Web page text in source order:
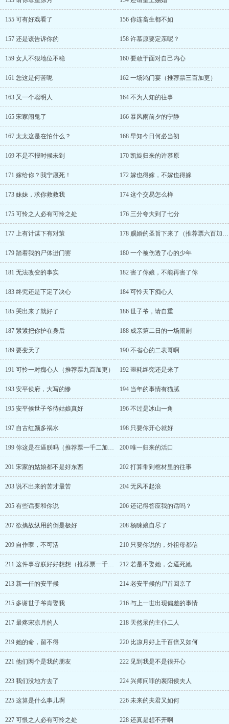
155 可有好戏看了 156 你连畜生都不如
157 还是该告诉你的 158 许慕原要定亲呢？
159 女人不狠地位不稳 160 要敢于面对自己内心
161 您这是何苦呢 162 一场鸿门宴（推荐票三百加更）
163 又一个聪明人 164 不为人知的往事
165 宋家闹鬼了 166 暴风雨前夕的宁静
167 太太这是在怕什么？ 168 早知今日何必当初
169 不是不报时候未到 170 凯旋归来的许慕原
171 嫁给你？我宁愿死！ 172 嫁也得嫁，不嫁也得嫁
173 妹妹，求你救救我 174 这个交易怎么样
175 可怜之人必有可怜之处 176 三分夸大到了七分
177 上有计谋下有对策 178 赐婚的圣旨下来了（推荐票六百加更）
179 踏着我的尸体进门罢 180 一个被伤透了心的少年
181 无法改变的事实 182 害了你娘，不能再害了你
183 终究还是下定了决心 184 可怜天下痴心人
185 哭出来了就好了 186 世子爷，请自重
187 紧紧把你护在身后 188 成亲第二日的一场闹剧
189 要变天了 190 不省心的二表哥啊
191 可怜一对痴心人（推荐票九百加更） 192 噩耗终究还是来了
193 安平侯府，大写的惨 194 当年的事情有猫腻
195 安平候世子爷待姑娘真好 196 不过是冰山一角
197 自古红颜多祸水 198 只要你开心就好
199 你这是在逼朕吗（推荐票一千二加更） 200 唯一归来的活口
201 宋家的姑娘都不是好东西 202 打算带到棺材里的往事
203 说不出来的苦才最苦 204 无风不起浪
205 有些话要和你说 206 还记得答应我的话吗？
207 欲擒故纵用的倒是极好 208 杨睐娘自尽了
209 自作孽，不可活 210 只要你说的，外祖母都信
211 这件事容朕好好想想（推荐票一千五加更） 212 若是不娶她，会逼死她
213 新一任的安平候 214 老安平候的尸首回京了
215 多谢世子爷肯娶我 216 与上一世出现偏差的事情
217 最疼宋凉月的人 218 天然呆的主仆二人
219 她的命，留不得 220 比凉月好上千百倍又如何
221 他们两个是我的朋友 222 见到我是不是很开心
223 我们没地方去了 224 兴师问罪的襄阳侯夫人
225 这算是什么事儿啊 226 未来的夫君又如何
227 可恨之人必有可怜之处 228 还真是想不开啊